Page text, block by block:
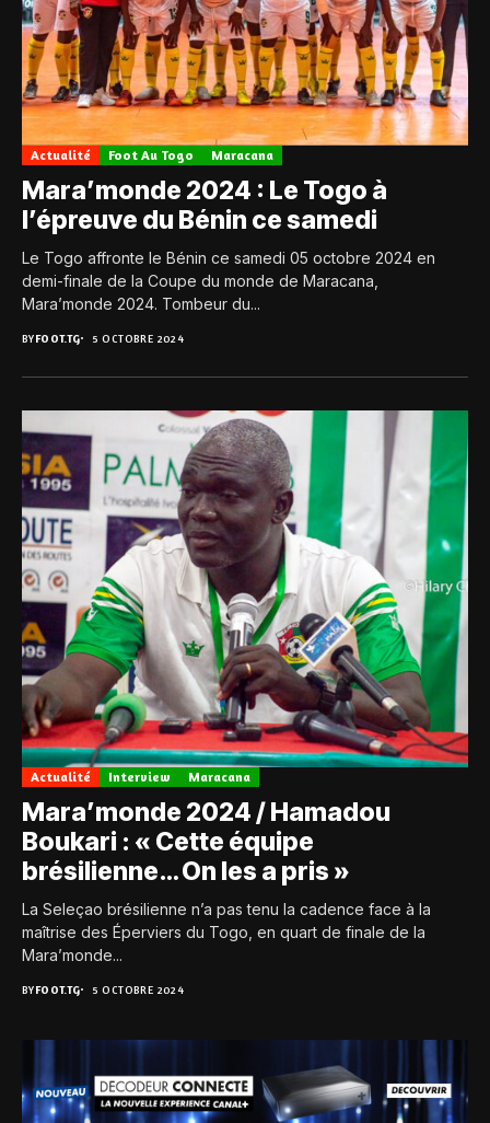
Actualité Foot Au Togo Maracana
Mara’monde 2024 : Le Togo à
l’épreuve du Bénin ce samedi
Le Togo affronte le Bénin ce samedi 05 octobre 2024 en
demi-finale de la Coupe du monde de Maracana,
Mara’monde 2024. Tombeur du...
BYFOOT.TG 5 OCTOBRE 2024
Actualité Interview Maracana
Mara’monde 2024 / Hamadou
Boukari : « Cette équipe
brésilienne… On les a pris »
La Seleçao brésilienne n’a pas tenu la cadence face à la
maîtrise des Éperviers du Togo, en quart de finale de la
Mara’monde...
BYFOOT.TG 5 OCTOBRE 2024